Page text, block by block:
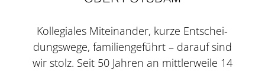
Kol­le­gia­les Mit­ein­an­der, kur­ze Ent­schei­
dungs­we­ge, fami­li­en­ge­führt – dar­auf sind
wir stolz. Seit 50 Jah­ren an mitt­ler­wei­le 14